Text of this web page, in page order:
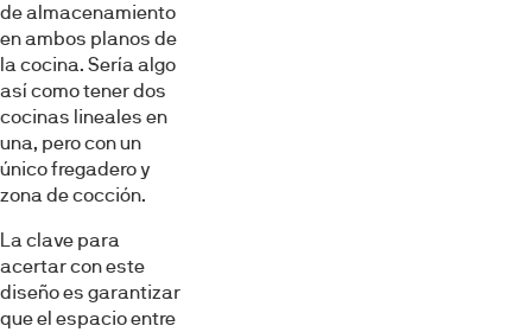
de almacenamiento
en ambos planos de
la cocina. Sería algo
así como tener dos
cocinas lineales en
una, pero con un
único fregadero y
zona de cocción.
La clave para
acertar con este
diseño es garantizar
que el espacio entre